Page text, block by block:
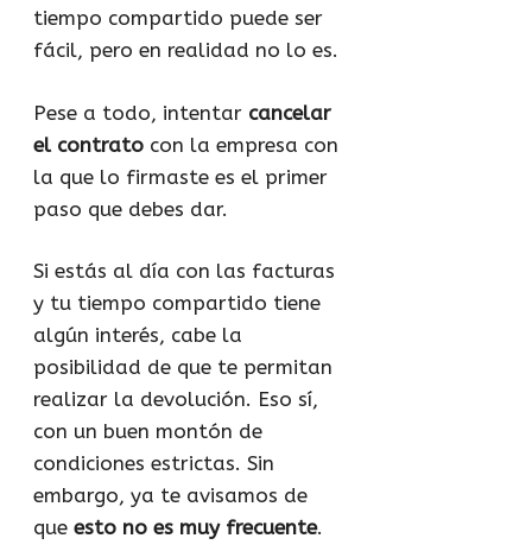
tiempo compartido puede ser
fácil, pero en realidad no lo es.
Pese a todo, intentar cancelar
el contrato con la empresa con
la que lo firmaste es el primer
paso que debes dar.
Si estás al día con las facturas
y tu tiempo compartido tiene
algún interés, cabe la
posibilidad de que te permitan
realizar la devolución. Eso sí,
con un buen montón de
condiciones estrictas. Sin
embargo, ya te avisamos de
que esto no es muy frecuente.